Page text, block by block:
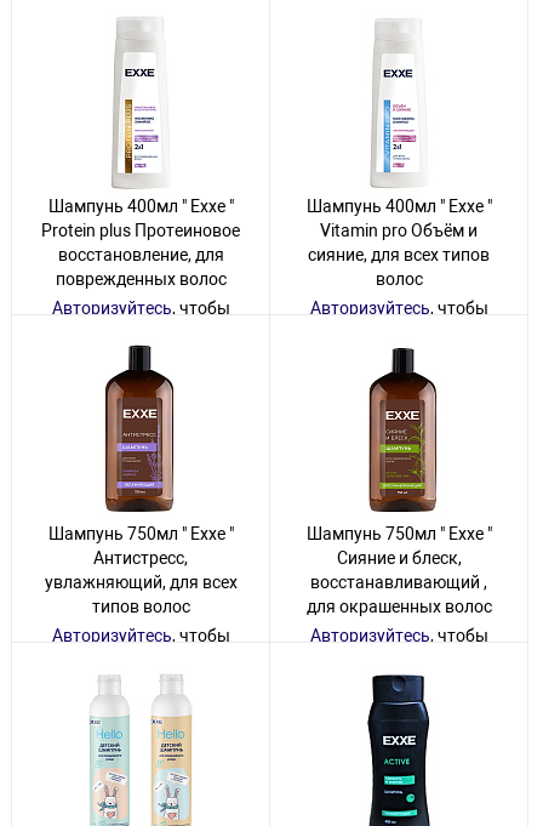
Шампунь 400мл " Exxe "
Protein plus Протеиновое
восстановление, для
поврежденных волос
Авторизуйтесь, чтобы
17 товаров
Шампунь 400мл " Exxe "
Vitamin pro Объём и
сияние, для всех типов
волос
Авторизуйтесь, чтобы
6 товаров
Шампунь 750мл " Exxe "
Антистресс,
увлажняющий, для всех
типов волос
Авторизуйтесь, чтобы
14 товаров
Шампунь 750мл " Exxe "
Сияние и блеск,
восстанавливающий ,
для окрашенных волос
Авторизуйтесь, чтобы
23 товара